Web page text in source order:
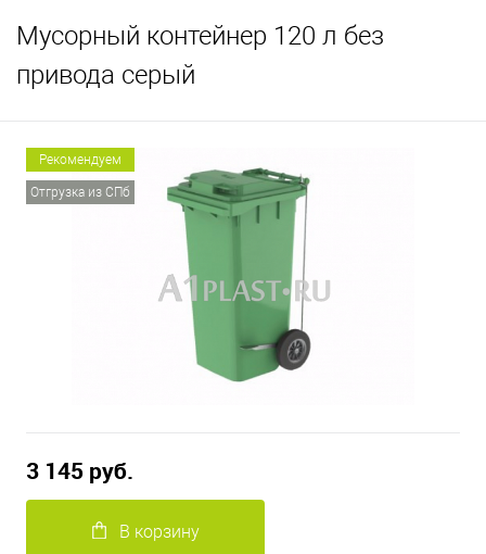
Мусорный контейнер 120 л без
привода серый
Рекомендуем
Отгрузка из СПб
3 145 руб.
В корзину